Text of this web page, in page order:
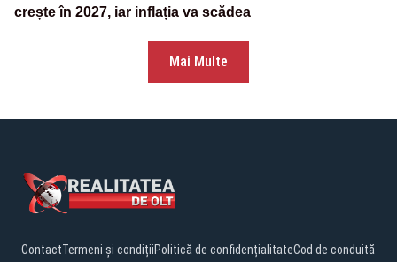
crește în 2027, iar inflația va scădea
Mai Multe
ContactTermeni și condițiiPolitică de confidențialitateCod de conduită